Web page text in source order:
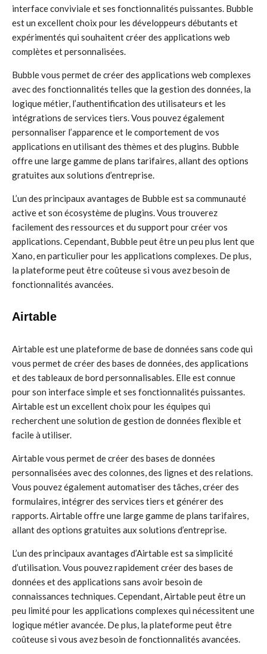
interface conviviale et ses fonctionnalités puissantes. Bubble
est un excellent choix pour les développeurs débutants et
expérimentés qui souhaitent créer des applications web
complètes et personnalisées.
Bubble vous permet de créer des applications web complexes
avec des fonctionnalités telles que la gestion des données, la
logique métier, l’authentification des utilisateurs et les
intégrations de services tiers. Vous pouvez également
personnaliser l’apparence et le comportement de vos
applications en utilisant des thèmes et des plugins. Bubble
offre une large gamme de plans tarifaires, allant des options
gratuites aux solutions d’entreprise.
L’un des principaux avantages de Bubble est sa communauté
active et son écosystème de plugins. Vous trouverez
facilement des ressources et du support pour créer vos
applications. Cependant, Bubble peut être un peu plus lent que
Xano, en particulier pour les applications complexes. De plus,
la plateforme peut être coûteuse si vous avez besoin de
fonctionnalités avancées.
Airtable
Airtable est une plateforme de base de données sans code qui
vous permet de créer des bases de données, des applications
et des tableaux de bord personnalisables. Elle est connue
pour son interface simple et ses fonctionnalités puissantes.
Airtable est un excellent choix pour les équipes qui
recherchent une solution de gestion de données flexible et
facile à utiliser.
Airtable vous permet de créer des bases de données
personnalisées avec des colonnes, des lignes et des relations.
Vous pouvez également automatiser des tâches, créer des
formulaires, intégrer des services tiers et générer des
rapports. Airtable offre une large gamme de plans tarifaires,
allant des options gratuites aux solutions d’entreprise.
L’un des principaux avantages d’Airtable est sa simplicité
d’utilisation. Vous pouvez rapidement créer des bases de
données et des applications sans avoir besoin de
connaissances techniques. Cependant, Airtable peut être un
peu limité pour les applications complexes qui nécessitent une
logique métier avancée. De plus, la plateforme peut être
coûteuse si vous avez besoin de fonctionnalités avancées.